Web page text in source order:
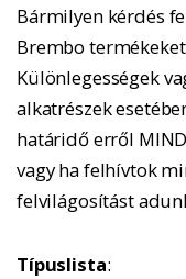
Bármilyen kérdés
Brembo
Különlegességek
alkatrészek
határidő erről
vagy ha felhívtok
felvilágosítást
Típuslista: